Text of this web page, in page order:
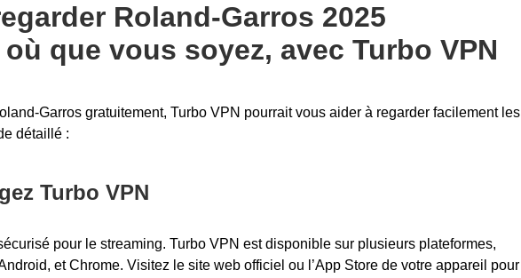
Roland-Garros 2025
que vous soyez, avec Turbo VPN
Garros gratuitement, Turbo VPN pourrait vous aider à regarder facilement les
détaillé :
Turbo VPN
pour le streaming. Turbo VPN est disponible sur plusieurs plateformes,
, etChrome. Visitez le site web officiel ou l’App Store de votre appareil pour